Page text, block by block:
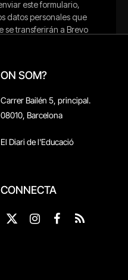
ON SOM?
Carrer Bailén 5, principal.
08010, Barcelona
El Diari de l'Educació
CONNECTA
X
Instagram
Facebook
RSS